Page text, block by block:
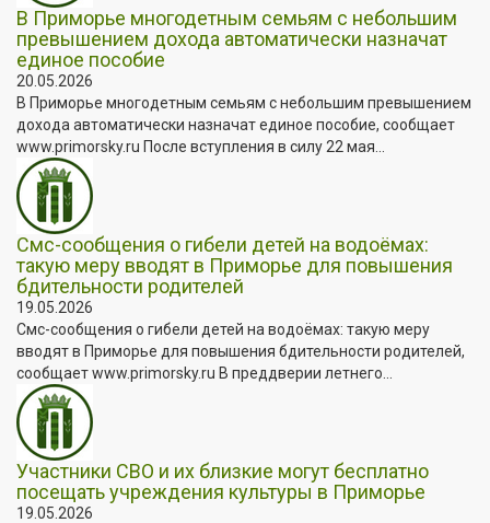
В Приморье многодетным семьям с небольшим
превышением дохода автоматически назначат
единое пособие
20.05.2026
В Приморье многодетным семьям с небольшим превышением
дохода автоматически назначат единое пособие, сообщает
www.primorsky.ru После вступления в силу 22 мая...
Смс-сообщения о гибели детей на водоёмах:
такую меру вводят в Приморье для повышения
бдительности родителей
19.05.2026
Смс-сообщения о гибели детей на водоёмах: такую меру
вводят в Приморье для повышения бдительности родителей,
сообщает www.primorsky.ru В преддверии летнего...
Участники СВО и их близкие могут бесплатно
посещать учреждения культуры в Приморье
19.05.2026